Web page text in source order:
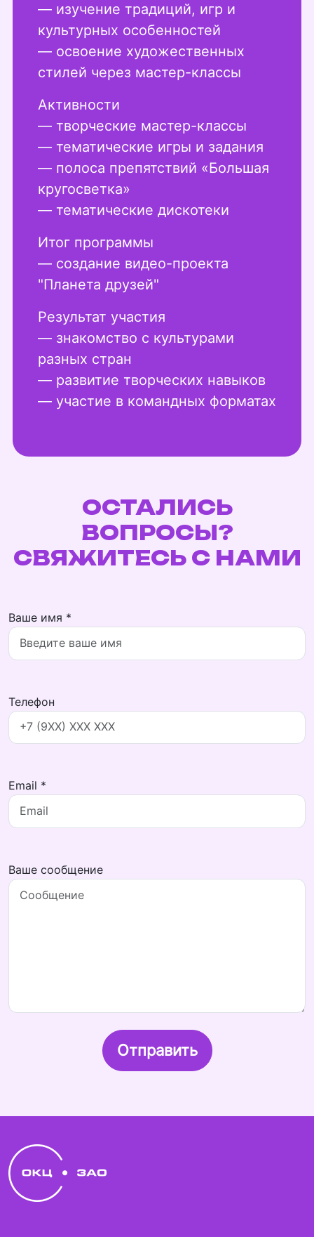
— изучение традиций, игр и
культурных особенностей
— освоение художественных
стилей через мастер-классы
Активности
— творческие мастер-классы
— тематические игры и задания
— полоса препятствий «Большая
кругосветка»
— тематические дискотеки
Итог программы
— создание видео-проекта
"Планета друзей"
Результат участия
— знакомство с культурами
разных стран
— развитие творческих навыков
— участие в командных форматах
ОСТАЛИСЬ
ВОПРОСЫ?
СВЯЖИТЕСЬ С НАМИ
Ваше имя *
Телефон
Email *
Ваше сообщение
Отправить